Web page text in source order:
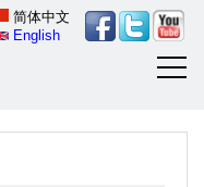
简体中文
English